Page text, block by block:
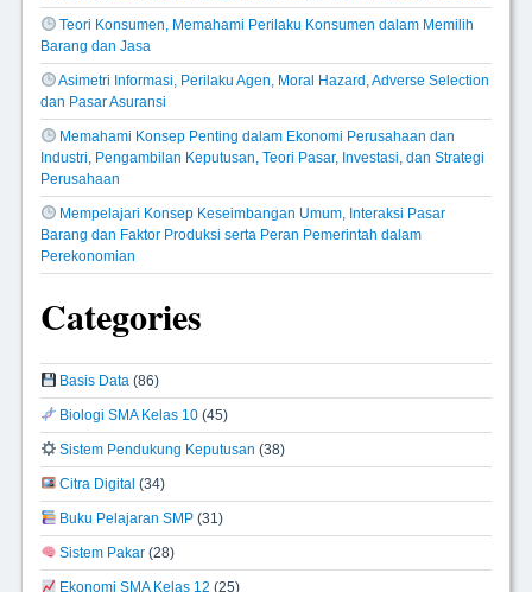
Teori Konsumen, Memahami Perilaku Konsumen dalam Memilih
Barang dan Jasa
Asimetri Informasi, Perilaku Agen, Moral Hazard, Adverse Selection
dan Pasar Asuransi
Memahami Konsep Penting dalam Ekonomi Perusahaan dan
Industri, Pengambilan Keputusan, Teori Pasar, Investasi, dan Strategi
Perusahaan
Mempelajari Konsep Keseimbangan Umum, Interaksi Pasar
Barang dan Faktor Produksi serta Peran Pemerintah dalam
Perekonomian
Categories
Basis Data (86)
Biologi SMA Kelas 10 (45)
Sistem Pendukung Keputusan (38)
Citra Digital (34)
Buku Pelajaran SMP (31)
Sistem Pakar (28)
Ekonomi SMA Kelas 12 (25)